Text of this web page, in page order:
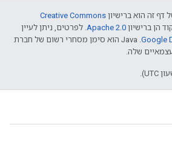
דף זה הוא ברישיון Creative Commons
הן ברישיון Apache 2.0. לפרטים, ניתן לעיין
.‏ Java הוא סימן מסחרי רשום של חברת